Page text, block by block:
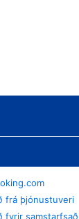
frá þjónustuveri
fyrir